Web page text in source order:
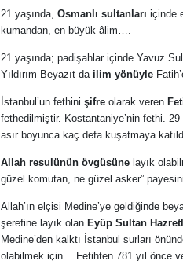
21 yaşında, Osmanlı sultanları içinde
kumandan, en büyük âlim….
21 yaşında; padişahlar içinde Yavuz
Yıldırım Beyazıt da ilim yönüyle
İstanbul’un fethini şifreolarak veren
fethedilmiştir. Kostantaniye’nin fethi.
asır boyunca kaç defa kuşatmaya
Allah resulünün övgüsünelayık
güzel komutan, ne güzel asker”
Allah’ın elçisi Medine’ye geldiğinde
şerefine layık olan Eyüp Sultan
Medine’den kalktı İstanbul surları
olabilmek için… Fetihten 781 yıl önce